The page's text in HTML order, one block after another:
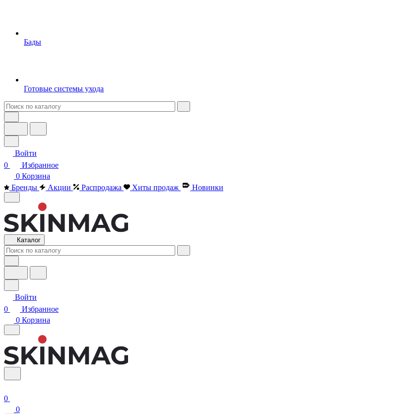
Бады
Готовые системы ухода
Войти
0
Избранное
0 Корзина
Бренды
Акции Распродажа Хиты продаж Новинки
Каталог
Войти
0
Избранное
0 Корзина
0
0